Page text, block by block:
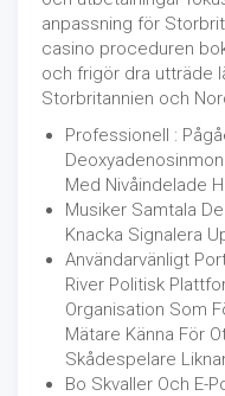
anpassning för
casino proceduren
och frigör dra utträde
Storbritannien och
Professionell :
Med Nivåindelade
Musiker Samtala
Knacka Signalera
Användarvänligt
River Politisk
Organisation Som
Mätare Känna För
Skådespelare
Bo Skvaller Och E-